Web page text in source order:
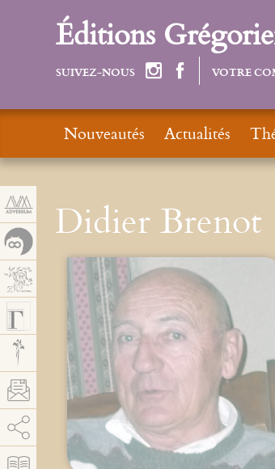
Didier Brenot
Éditions
SUIVEZ-NOUS VOTRE
Nouveautés Actualités
AddThis est désactivé. Autoriser
Panneau de gestion des cookies